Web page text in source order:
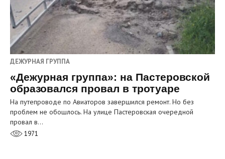
ДЕЖУРНАЯ ГРУППА
«Дежурная группа»: на Пастеровской
образовался провал в тротуаре
На путепроводе по Авиаторов завершился ремонт. Но без
проблем не обошлось. На улице Пастеровская очередной
провал в…
1971